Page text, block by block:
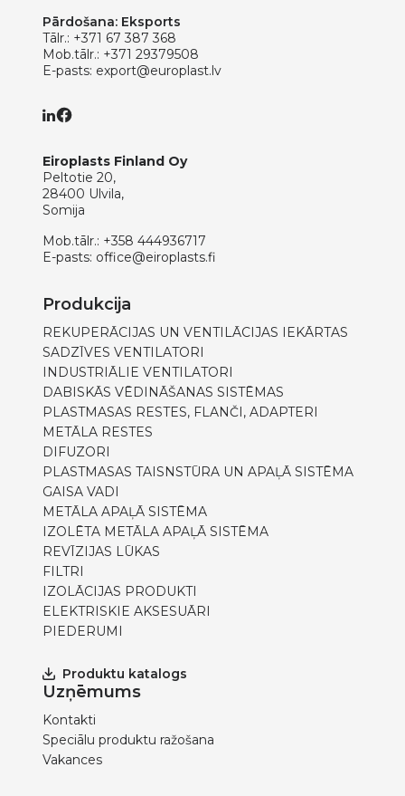
Pārdošana: Eksports
Tālr.: +371 67 387 368
Mob.tālr.: +371 29379508
E-pasts: export@europlast.lv
Eiroplasts Finland Oy
Peltotie 20,
28400 Ulvila,
Somija
Mob.tālr.: +358 444936717
E-pasts: office@eiroplasts.fi
Produkcija
REKUPERĀCIJAS UN VENTILĀCIJAS IEKĀRTAS
SADZĪVES VENTILATORI
INDUSTRIĀLIE VENTILATORI
DABISKĀS VĒDINĀŠANAS SISTĒMAS
PLASTMASAS RESTES, FLANČI, ADAPTERI
METĀLA RESTES
DIFUZORI
PLASTMASAS TAISNSTŪRA UN APAĻĀ SISTĒMA
GAISA VADI
METĀLA APAĻĀ SISTĒMA
IZOLĒTA METĀLA APAĻĀ SISTĒMA
REVĪZIJAS LŪKAS
FILTRI
IZOLĀCIJAS PRODUKTI
ELEKTRISKIE AKSESUĀRI
PIEDERUMI
Produktu katalogs
Uzņēmums
Kontakti
Speciālu produktu ražošana
Vakances